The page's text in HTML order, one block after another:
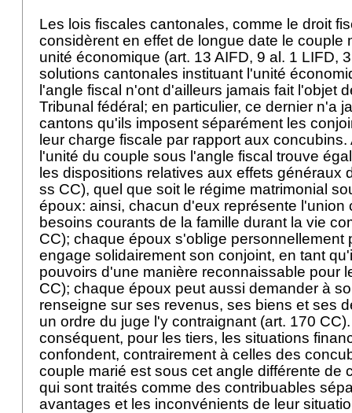
Les lois fiscales cantonales, comme le droit
considèrent en effet de longue date le couple
unité économique (art. 13 AIFD, 9 al. 1 LIFD,
solutions cantonales instituant l'unité
l'angle fiscal n'ont d'ailleurs jamais fait l'objet
Tribunal fédéral; en particulier, ce dernier n'a
cantons qu'ils imposent séparément les
leur charge fiscale par rapport aux
l'unité du couple sous l'angle fiscal trouve
les dispositions relatives aux effets généraux
ss CC), quel que soit le régime matrimonial
époux: ainsi, chacun d'eux représente l'union
besoins courants de la famille durant la vie
CC); chaque époux s'oblige personnellement
engage solidairement son conjoint, en tant
pouvoirs d'une manière reconnaissable pour
CC); chaque époux peut aussi demander à
renseigne sur ses revenus, ses biens et ses
un ordre du juge l'y contraignant (art. 170 CC
conséquent, pour les tiers, les situations
confondent, contrairement à celles des
couple marié est sous cet angle différente de
qui sont traités comme des contribuables
avantages et les inconvénients de leur